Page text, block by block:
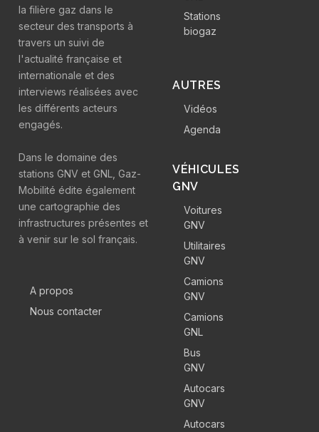
la filière gaz dans le
secteur des transports à
travers un suivi de
l'actualité française et
internationale et des
interviews réalisées avec
les différents acteurs
engagés.
Dans le domaine des
stations GNV et GNL, Gaz-
Mobilité édite également
une cartographie des
infrastructures présentes et
à venir sur le sol français.
A propos
Nous contacter
Stations
biogaz
AUTRES
Vidéos
Agenda
VÉHICULES
GNV
Voitures
GNV
Utilitaires
GNV
Camions
GNV
Camions
GNL
Bus
GNV
Autocars
GNV
Autocars